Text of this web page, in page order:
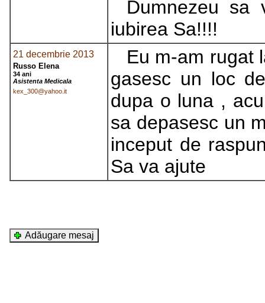
Dumnezeu
iubirea Sa!!!!
21 decembrie 2013
Russo Elena
34 ani
Asistenta Medicala
kex_300@yahoo.it
Eu m-am rugat
gasesc un loc
dupa o luna ,
sa depasesc un
inceput de
Sa va ajute
Adăugare mesaj